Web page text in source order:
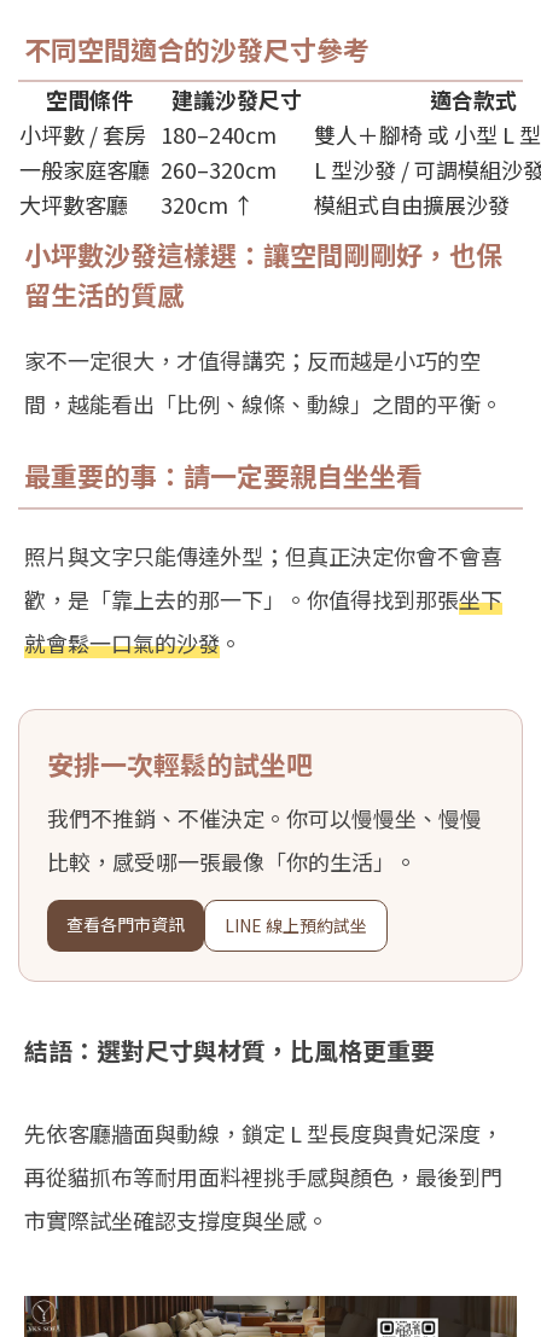
不同空間適合的沙發尺寸參考
空間條件 建議沙發尺寸
適合款式
小坪數 / 套房 180–240cm
雙人＋腳椅 或 小型 L 型
一般家庭客廳 260–320cm
L 型沙發 / 可調模組沙
大坪數客廳
320cm ↑ 模組式自由擴展沙發
小坪數沙發這樣選：讓空間剛剛好，也保
留生活的質感
家不一定很大，才值得講究；反而越是小巧的空
間，越能看出「比例、線條、動線」之間的平衡。
最重要的事：請一定要親自坐坐看
照片與文字只能傳達外型；但真正決定你會不會喜
歡，是「靠上去的那一下」。你值得找到那張坐下
就會鬆一口氣的沙發 。
安排一次輕鬆的試坐吧
我們不推銷、不催決定。你可以慢慢坐、慢慢
比較，感受哪一張最像「你的生活」。
查看各門市資訊 LINE 線上預約試坐
結語：選對尺寸與材質，比風格更重要
先依客廳牆面與動線，鎖定 L 型長度與貴妃深度，
再從貓抓布等耐用面料裡挑手感與顏色，最後到門
市實際試坐確認支撐度與坐感。